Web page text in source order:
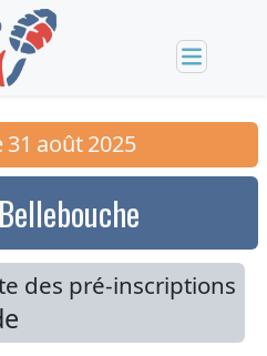
31 août2025
des pré-inscriptions